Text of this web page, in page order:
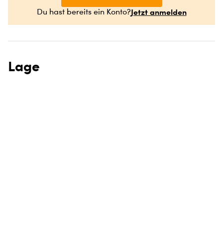
Du hast bereits ein Konto?Jetzt anmelden
Lage